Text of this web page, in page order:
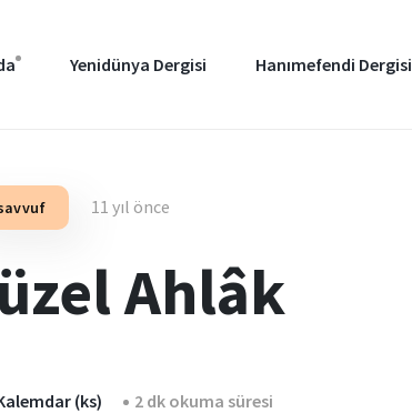
Yenidünya Dergisi Hanımefendi Dergisi
11 yıl önce
Ahlâk
(ks) 2 dk okuma süresi